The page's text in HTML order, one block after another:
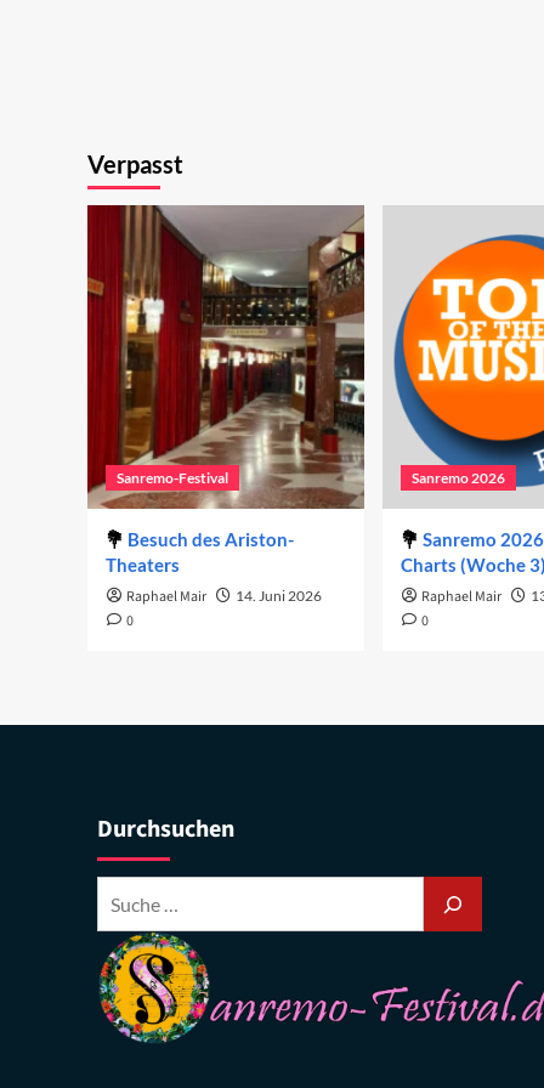
Verpasst
Sanremo-Festival
Besuch des Ariston-
Theaters
Raphael Mair 14. Juni 2026
0
Sanremo 2026
Sanremo
Charts (Woche 3)
Raphael Mair
0
Durchsuchen